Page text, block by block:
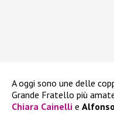
A oggi sono une delle
Grande Fratello più
Chiara Cainelli e Alfonso